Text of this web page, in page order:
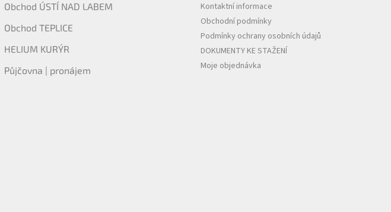
Obchod ÚSTÍ NAD LABEM
Obchod TEPLICE
HELIUM KURÝR
Půjčovna | pronájem
Kontaktní informace
Obchodní podmínky
Podmínky ochrany osobních údajů
DOKUMENTY KE STAŽENÍ
Moje objednávka